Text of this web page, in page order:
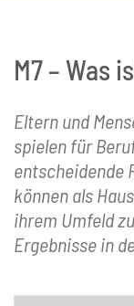
M7 – Was
Eltern und
spielen für
entscheidende
können als
ihrem Umfeld
Ergebnisse in